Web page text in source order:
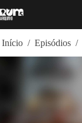
para
Início / Episódios /